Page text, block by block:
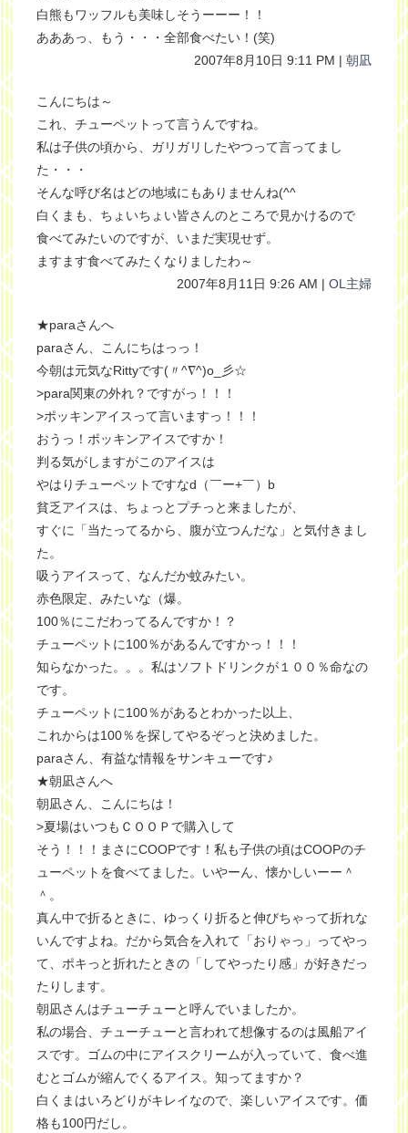
白熊もワッフルも美味しそうーーー！！
あああっ、もう・・・全部食べたい！(笑)
2007年8月10日 9:11 PM | 朝凪
こんにちは～
これ、チューペットって言うんですね。
私は子供の頃から、ガリガリしたやつって言ってまし
た・・・
そんな呼び名はどの地域にもありませんね(^^ゞ
白くまも、ちょいちょい皆さんのところで見かけるので
食べてみたいのですが、いまだ実現せず。
ますます食べてみたくなりましたわ～
2007年8月11日 9:26 AM | OL主婦
★paraさんへ
paraさん、こんにちはっっ！
今朝は元気なRittyです(〃^∇^)o_彡☆
>para関東の外れ？ですがっ！！！
>ポッキンアイスって言いますっ！！！
おうっ！ポッキンアイスですか！
判る気がしますがこのアイスは
やはりチューペットですなd（￣ー+￣）b
貧乏アイスは、ちょっとプチっと来ましたが、
すぐに「当たってるから、腹が立つんだな」と気付きまし
た。
吸うアイスって、なんだか蚊みたい。
赤色限定、みたいな（爆。
100％にこだわってるんですか！？
チューペットに100％があるんですかっ！！！
知らなかった。。。私はソフトドリンクが１００％命なの
です。
チューペットに100％があるとわかった以上、
これからは100％を探してやるぞっと決めました。
paraさん、有益な情報をサンキューです♪
★朝凪さんへ
朝凪さん、こんにちは！
>夏場はいつもＣＯＯＰで購入して
そう！！！まさにCOOPです！私も子供の頃はCOOPのチ
ューペットを食べてました。いやーん、懐かしいーー＾
＾。
真ん中で折るときに、ゆっくり折ると伸びちゃって折れな
いんですよね。だから気合を入れて「おりゃっ」ってやっ
て、ポキっと折れたときの「してやったり感」が好きだっ
たりします。
朝凪さんはチューチューと呼んでいましたか。
私の場合、チューチューと言われて想像するのは風船アイ
スです。ゴムの中にアイスクリームが入っていて、食べ進
むとゴムが縮んでくるアイス。知ってますか？
白くまはいろどりがキレイなので、楽しいアイスです。価
格も100円だし。